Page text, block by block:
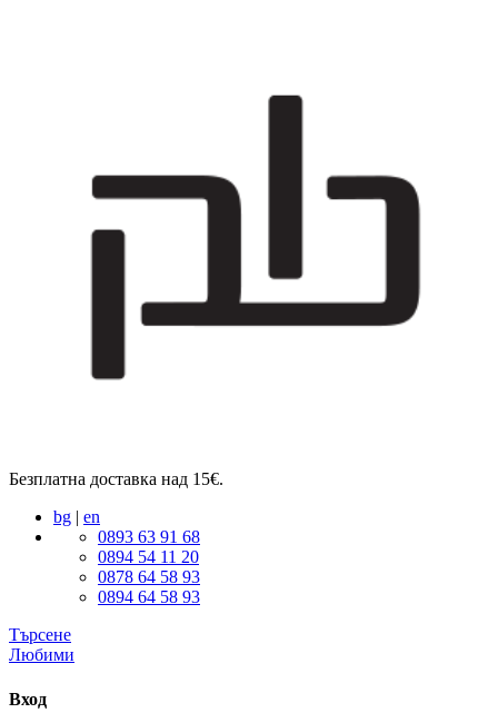
Безплатна доставка над 15€.
bg | en
0893 63 91 68
0894 54 11 20
0878 64 58 93
0894 64 58 93
Търсене
Любими
Вход